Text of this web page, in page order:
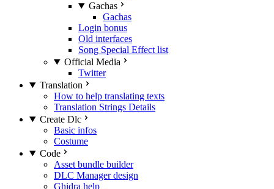
Gachas
Gachas
Login bonus
Old interfaces
Song Special Effect list
Official Media
Twitter
Translation
How to help translating texts
Translation Strings Details
Create Dlc
Basic infos
Costume
Code
Asset bundle builder
DLC Manager design
Ghidra help